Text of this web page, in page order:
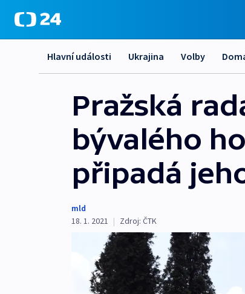
Hlavní události Ukrajina Volby
Pražská
bývalého
připadá
mld
18. 1. 2021 | Zdroj: ČTK